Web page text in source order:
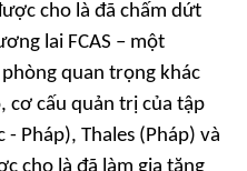
cho là đã chấm dứt
lai FCAS – một
quan trọng khác
cơ cấu quản trị của tập
Pháp), Thales (Pháp) và